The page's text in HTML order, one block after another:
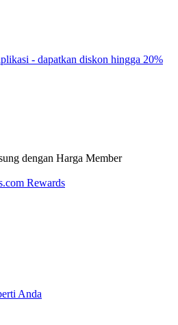
- dapatkan diskon hingga 20%
dengan Harga Member
Rewards
Anda